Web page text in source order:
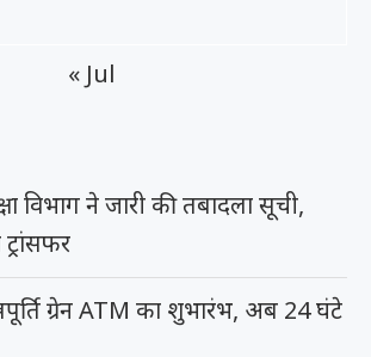
« Jul
विभाग ने जारी की तबादला सूची,
ग्रेन ATM का शुभारंभ, अब 24 घंटे